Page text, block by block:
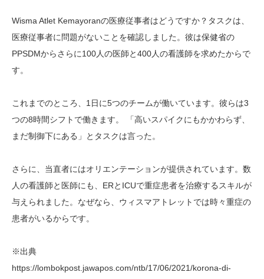
Wisma Atlet Kemayoranの医療従事者はどうですか？タスクは、
医療従事者に問題がないことを確認しました。彼は保健省の
PPSDMからさらに100人の医師と400人の看護師を求めたからで
す。
これまでのところ、1日に5つのチームが働いています。彼らは3
つの8時間シフトで働きます。 「高いスパイクにもかかわらず、
まだ制御下にある」とタスクは言った。
さらに、当直者にはオリエンテーションが提供されています。数
人の看護師と医師にも、ERとICUで重症患者を治療するスキルが
与えられました。なぜなら、ウィスマアトレットでは時々重症の
患者がいるからです。
※出典
https://lombokpost.jawapos.com/ntb/17/06/2021/korona-di-